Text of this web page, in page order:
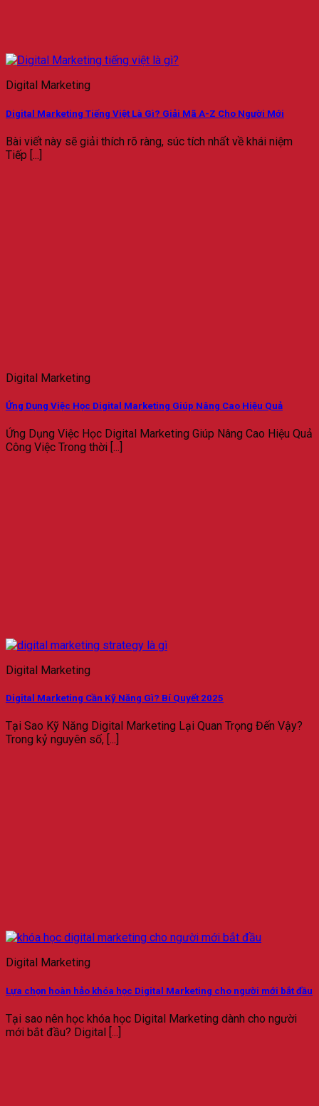
Digital Marketing
Digital Marketing Tiếng Việt Là Gì? Giải Mã A-Z Cho Người Mới
Bài viết này sẽ giải thích rõ ràng, súc tích nhất về khái niệm
Tiếp [...]
Digital Marketing
Ứng Dụng Việc Học Digital Marketing Giúp Nâng Cao Hiệu Quả
Ứng Dụng Việc Học Digital Marketing Giúp Nâng Cao Hiệu Quả
Công Việc Trong thời [...]
Digital Marketing
Digital Marketing Cần Kỹ Năng Gì? Bí Quyết 2025
Tại Sao Kỹ Năng Digital Marketing Lại Quan Trọng Đến Vậy?
Trong kỷ nguyên số, [...]
Digital Marketing
Lựa chọn hoàn hảo khóa học Digital Marketing cho người mới bắt đầu
Tại sao nên học khóa học Digital Marketing dành cho người
mới bắt đầu? Digital [...]